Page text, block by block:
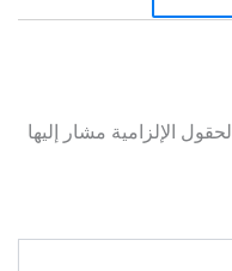
الحقول الإلزامية مشار إليها